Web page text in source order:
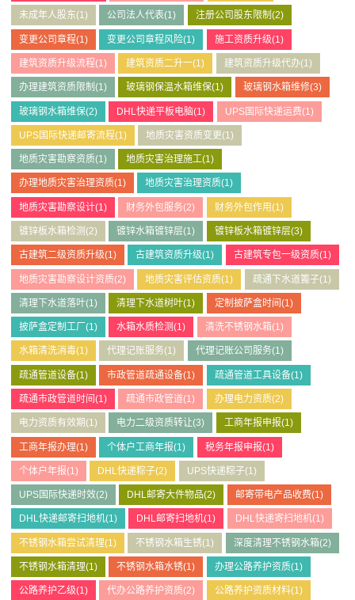
未成年人股东(1) 公司法人代表(1) 注册公司股东限制 (2)
变更公司章程(1) 变更公司章程风险(1) 施工资质升级(1)
建筑资质升级流程(1) 建筑资质二升一(1) 建筑资质升级代办(1)
办理建筑资质限制 (1) 玻璃钢保温水箱维保(1) 玻璃钢水箱维修(3)
玻璃钢水箱维保(2) DHL快递平板电脑(1) UPS国际快递运费(1)
UPS国际快递邮寄流程(1) 地质灾害资质变更(1)
地质灾害勘察资质(1) 地质灾害治理施工(1)
办理地质灾害治理资质(1) 地质灾害治理资质(1)
地质灾害勘察设计(1) 财务外包服务(2) 财务外包作用(1)
镀锌板水箱检测 (2) 镀锌水箱镀锌层(1) 镀锌板水箱镀锌层(3)
古建筑二级资质升级(1) 古建筑资质升级(1) 古建筑专包一级资质(1)
地质灾害勘察设计资质(2) 地质灾害评估资质(1) 疏通下水道篦子(1)
清理下水道落叶(1) 清理下水道树叶(1) 定制披萨盒时间(1)
披萨盒定制工厂 (1) 水箱水质检测(1) 清洗不锈钢水箱(1)
水箱清洗消毒(1) 代理记账服务(1) 代理记账公司服务(1)
疏通管道设备(1) 市政管道疏通设备(1) 疏通管道工具设备(1)
疏通市政管道时间 (1) 疏通市政管道(1) 办理电力资质(2)
电力资质有效期 (1) 电力二级资质转让(3) 工商年报申报(1)
工商年报办理(1) 个体户工商年报(1) 税务年报申报(1)
个体户年报(1) DHL快递粽子(2) UPS快递粽子(1)
UPS国际快递时效(2) DHL邮寄大件物品(2) 邮寄带电产品收费(1)
DHL快递邮寄扫地机(1) DHL邮寄扫地机(1) DHL快递寄扫地机(1)
不锈钢水箱尝试清理(1) 不锈钢水箱生锈(1) 深度清理不锈钢水箱(2)
不锈钢水箱清理(1) 不锈钢水箱水锈(1) 办理公路养护资质(1)
公路养护乙级(1) 代办公路养护资质(2) 公路养护资质材料(1)